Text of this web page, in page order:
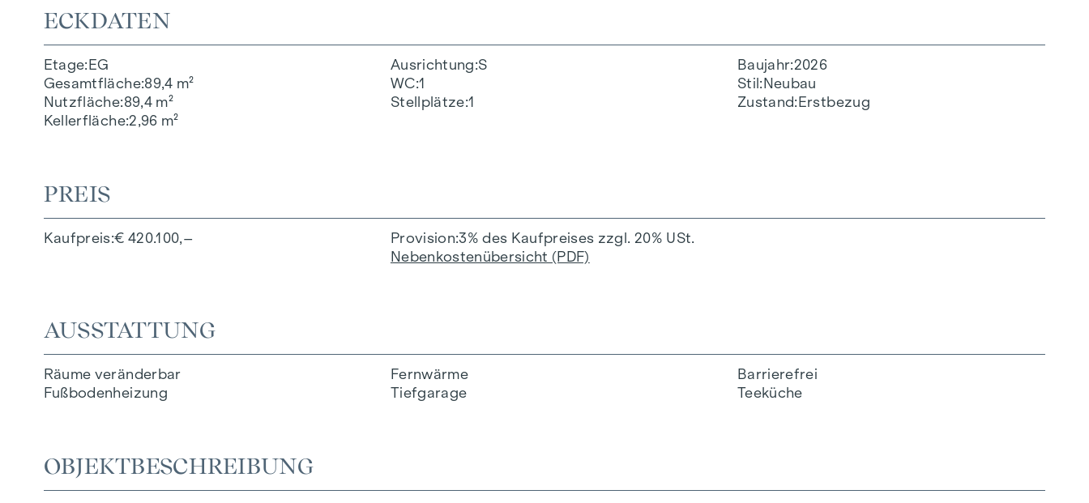
ECKDATEN
Etage EG
Gesamtfläche 89,4 m²
Nutzfläche 89,4 m²
Kellerfläche 2,96 m²
Ausrichtung S
WC 1
Stellplätze 1
Baujahr 2026
Stil Neubau
Zustand Erstbezug
PREIS
Kaufpreis € 420.100,– Provision 3% des Kaufpreises zzgl. 20% USt.
Nebenkostenübersicht (PDF)
AUSSTATTUNG
Räume veränderbar
Fußbodenheizung
Fernwärme
Tiefgarage
Barrierefrei
Teeküche
OBJEKTBESCHREIBUNG